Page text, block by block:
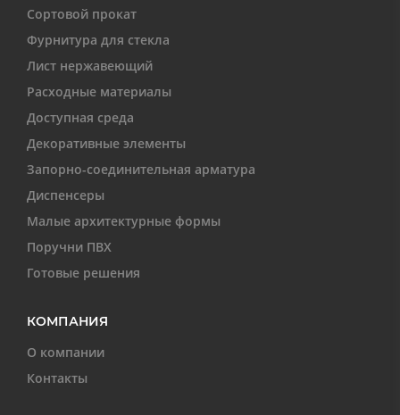
Сортовой прокат
Фурнитура для стекла
Лист нержавеющий
Расходные материалы
Доступная среда
Декоративные элементы
Запорно-соединительная арматура
Диспенсеры
Малые архитектурные формы
Поручни ПВХ
Готовые решения
КОМПАНИЯ
О компании
Контакты